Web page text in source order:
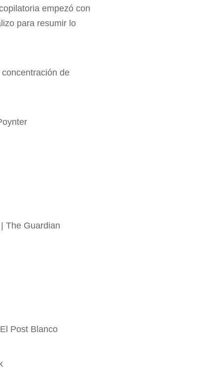
empezó con
para resumir lo
de
| The Guardian
Post Blanco